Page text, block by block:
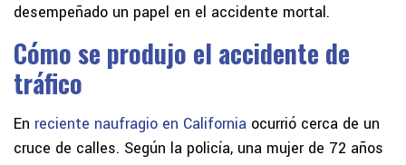
desempeñado un papel en el accidente mortal.
Cómo se produjo el accidente de
tráfico
En reciente naufragio en California ocurrió cerca de un
cruce de calles. Según la policía, una mujer de 72 años